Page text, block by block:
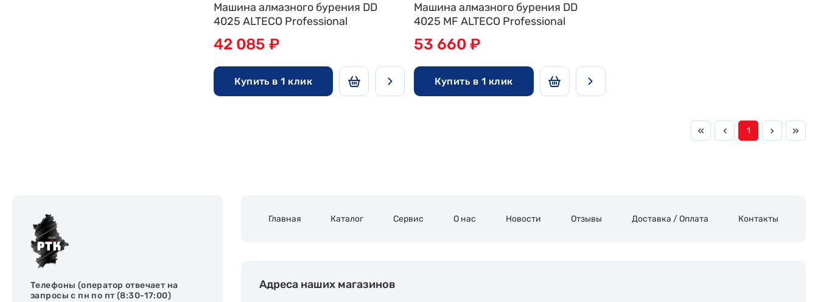
Машина алмазного бурения DD
4025 ALTECO Professional
42 085 ₽
Купить в 1 клик
Машина алмазного бурения DD
4025 MF ALTECO Professional
53 660 ₽
Купить в 1 клик
1
Телефоны (оператор отвечает на
запросы с пн по пт (8:30-17:00)
Главная Каталог Сервис О нас Новости Отзывы Доставка / Оплата Контакты
Адреса наших магазинов